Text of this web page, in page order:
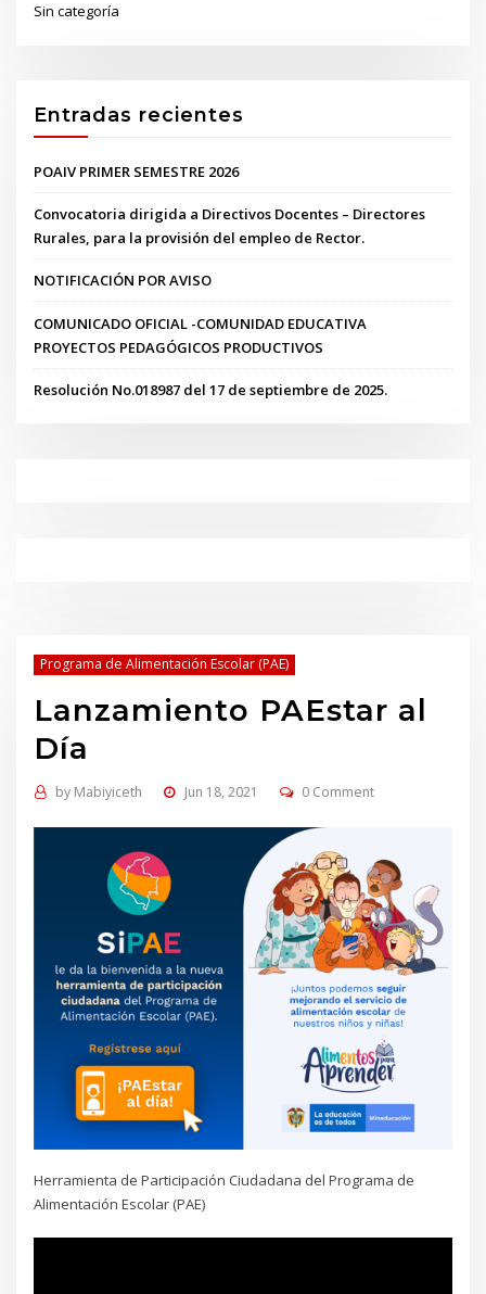
Sin categoría
Entradas recientes
POAIV PRIMER SEMESTRE 2026
Convocatoria dirigida a Directivos Docentes – Directores
Rurales, para la provisión del empleo de Rector.
NOTIFICACIÓN POR AVISO
COMUNICADO OFICIAL -COMUNIDAD EDUCATIVA
PROYECTOS PEDAGÓGICOS PRODUCTIVOS
Resolución No.018987 del 17 de septiembre de 2025.
Programa de Alimentación Escolar (PAE)
Lanzamiento PAEstar al
Día
by Mabiyiceth Jun 18, 2021 0 Comment
Herramienta de Participación Ciudadana del Programa de
Alimentación Escolar (PAE)